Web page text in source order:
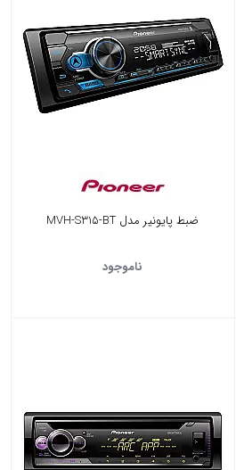
ضبط پایونیر مدل MVH-S315-BT
ناموجود